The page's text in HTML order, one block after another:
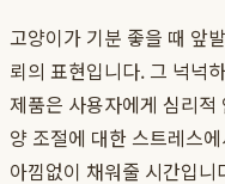
고양이가 기분 좋을 때 앞
뢰의 표현입니다. 그 넉넉
제품은 사용자에게 심리
양 조절에 대한 스트레스
아낌없이 채워줄 시간입니